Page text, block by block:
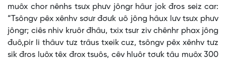
muôx chor nênhs tsưx phưv jôngr hâur jok đros seiz car:
“Tsôngv pêx xênhv sơưr đơưk uô jông hâux lưv tsưx phưv
jôngr; ciês nhiv kruôr đhâu, txix tsưr ziv chênhr phax jông
đuô,pir li thâuv tưz trâus txeik cuz, tsôngv pêx xênhv tưz
sik đros luôx têx đrox tsuôs, cêv hluôr tơưk tâu muôx 300